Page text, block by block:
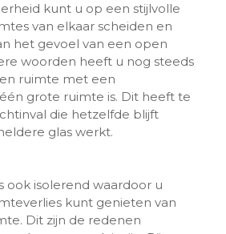
kunt u op een stijlvolle
van elkaar scheiden en
het gevoel van een open
woorden heeft u nog steeds
ruimte met een
grote ruimte is. Dit heeft te
die hetzelfde blijft
glas werkt.
ook isolerend waardoor u
kunt genieten van
Dit zijn de redenen